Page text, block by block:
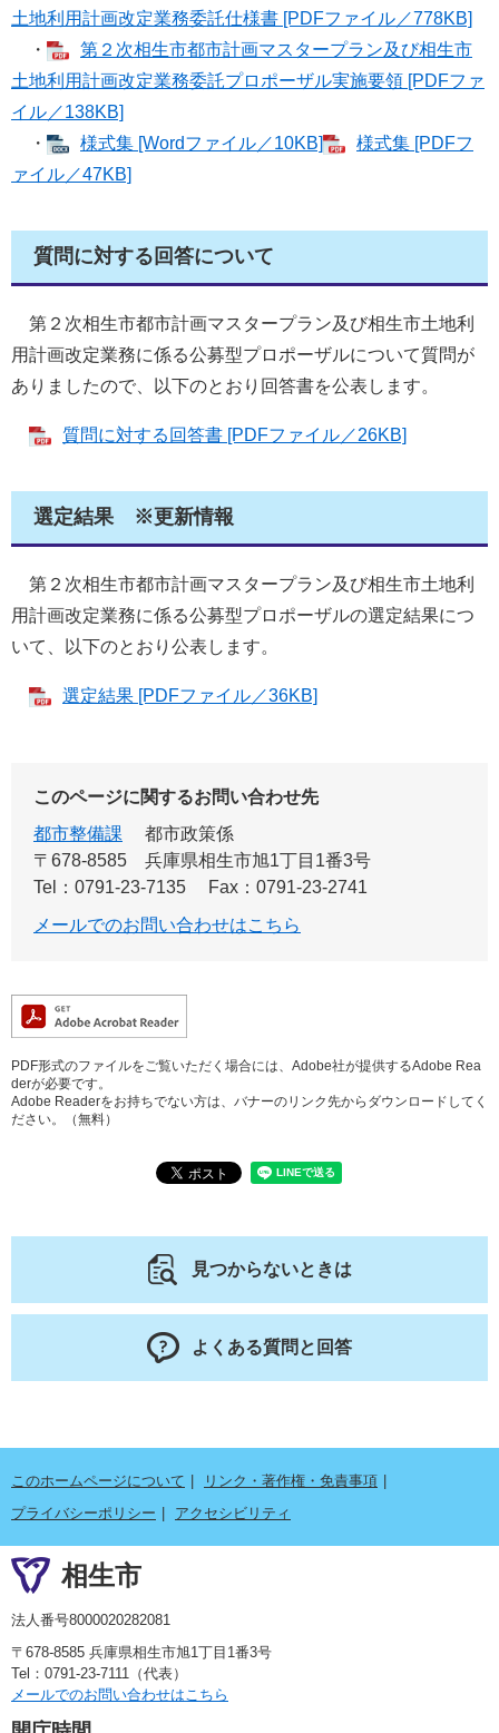
土地利用計画改定業務委託仕様書 [PDFファイル／778KB]
・
第２次相生市都市計画マスタープラン及び相生市
土地利用計画改定業務委託プロポーザル実施要領 [PDFファ
イル／138KB]
・
様式集 [Wordファイル／10KB]
様式集 [PDFフ
ァイル／47KB]
質問に対する回答について
第２次相生市都市計画マスタープラン及び相生市土地利
用計画改定業務に係る公募型プロポーザルについて質問が
ありましたので、以下のとおり回答書を公表します。
質問に対する回答書 [PDFファイル／26KB]
選定結果 ※更新情報
第２次相生市都市計画マスタープラン及び相生市土地利
用計画改定業務に係る公募型プロポーザルの選定結果につ
いて、以下のとおり公表します。
選定結果 [PDFファイル／36KB]
このページに関するお問い合わせ先
都市整備課
都市政策係
〒678-8585
兵庫県相生市旭1丁目1番3号
Tel：0791-23-7135
Fax：0791-23-2741
メールでのお問い合わせはこちら
PDF形式のファイルをご覧いただく場合には、Adobe社が提供するAdobe Rea
derが必要です。
Adobe Readerをお持ちでない方は、バナーのリンク先からダウンロードしてく
ださい。（無料）
見つからないときは
よくある質問と回答
このホームページについて
リンク・著作権・免責事項
プライバシーポリシー
アクセシビリティ
相生市
法人番号8000020282081
〒678-8585 兵庫県相生市旭1丁目1番3号
Tel：0791-23-7111（代表）
メールでのお問い合わせはこちら